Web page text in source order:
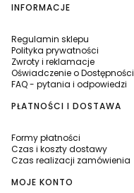
INFORMACJE
Regulamin sklepu
Polityka prywatności
Zwroty i reklamacje
Oświadczenie o Dostępności
FAQ - pytania i odpowiedzi
PŁATNOŚCI I DOSTAWA
Formy płatności
Czas i koszty dostawy
Czas realizacji zamówienia
MOJE KONTO